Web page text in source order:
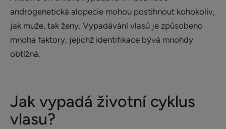
androgenetická alopecie mohou postihnout kohokoliv,
jak muže, tak ženy. Vypadávání vlasů je způsobeno
mnoha faktory, jejichž identifikace bývá mnohdy
obtížná.
Jak vypadá životní cyklus
vlasu?